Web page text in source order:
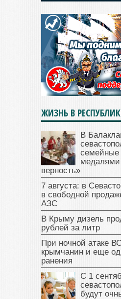
ЖИЗНЬ В
В
семейные
верность»
7 августа: в
в свободной
АЗС
В Крыму дизель
рублей за литр
При ночной атаке
крымчанин и еще
ранения
С 1
будут